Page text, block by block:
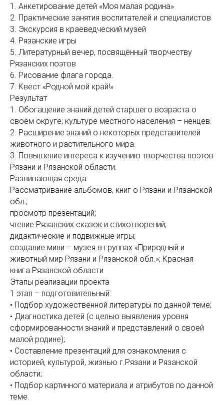
1. Анкетирование детей «Моя малая родина»
2. Практические занятия воспитателей и специалистов
3. Экскурсия в краеведческий музей
4. Рязанские игры
5. Литературный вечер, посвящённый творчеству
Рязанских поэтов
6. Рисование флага города.
7. Квест «Родной мой край!»
Результат
1. Обогащение знаний детей старшего возраста о
своём округе; культуре местного населения – ненцев.
2. Расширение знаний о некоторых представителей
животного и растительного мира.
3. Повышение интереса к изучению творчества поэтов
Рязани и Рязанской области.
Развивающая среда
Рассматривание альбомов, книг о Рязани и Рязанской
обл.;
просмотр презентаций;
чтение Рязанских сказок и стихотворений;
дидактические и подвижные игры;
создание мини – музея в группах «Природный и
животный мир Рязани и Рязанской обл.»; Красная
книга Рязанской области
Этапы реализации проекта
1 этап – подготовительный:
• Подбор художественной литературы по данной теме;
• Диагностика детей (с целью выявления уровня
сформированности знаний и представлений о своей
малой родине);
• Составление презентаций для ознакомления с
историей, культурой, жизнью г.Рязани и Рязанской
области;
• Подбор картинного материала и атрибутов по данной
теме.